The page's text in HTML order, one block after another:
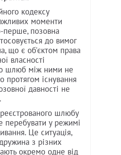
кодексу
моменти
перше, позовна
до вимог
що є об'єктом права
власності
шлюб між ними не
протягом існування
давності не
шлюбу
у режимі
Це ситуація,
з різних
окремо одне від